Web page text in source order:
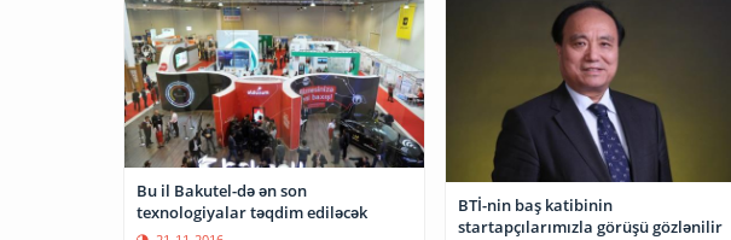
Bu il Bakutel-də ən son
texnologiyalar təqdim ediləcək
BTİ-nin baş katibinin
startapçılarımızla görüşü gözlənilir